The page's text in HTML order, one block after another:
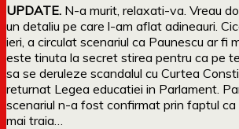
UPDATE. N-a murit, relaxati-va. Vreau
un detaliu pe care l-am aflat adineauri.
ieri, a circulat scenariul ca Paunescu ar fi
este tinuta la secret stirea pentru ca pe
sa se deruleze scandalul cu Curtea
returnat Legea educatiei in Parlament.
scenariul n-a fost confirmat prin faptul ca
mai traia…